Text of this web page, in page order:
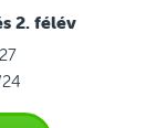
2. félév